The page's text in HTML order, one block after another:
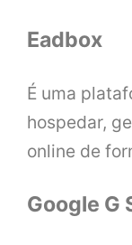
Eadbox
É uma
hospedar,
online de
Google G